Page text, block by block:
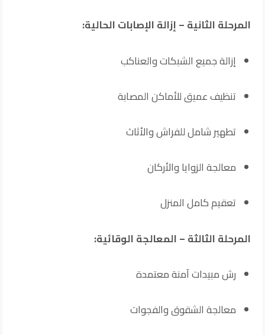
المرحلة الثانية – إزالة الإصابات الحالية:
إزالة جميع الشبكات والعناكب
تنظيف عميق للأماكن المصابة
تطهير شامل للفراش والأثاث
معالجة الزوايا والأركان
تعقيم كامل المنزل
المرحلة الثالثة – المعالجة الوقائية:
رش مبيدات آمنة معتمدة
معالجة الشقوق والفجوات